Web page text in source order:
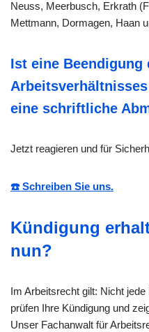
Neuss, Meerbusch, Erkrath
Mettmann, Dormagen, Haan
Ist eine Beendigung
eine schriftliche
Jetzt reagieren und für
☎️ Schreiben Sie uns.
Kündigung
nun?
Im Arbeitsrecht gilt: Nicht
prüfen Ihre Kündigung und
Unser Fachanwalt für